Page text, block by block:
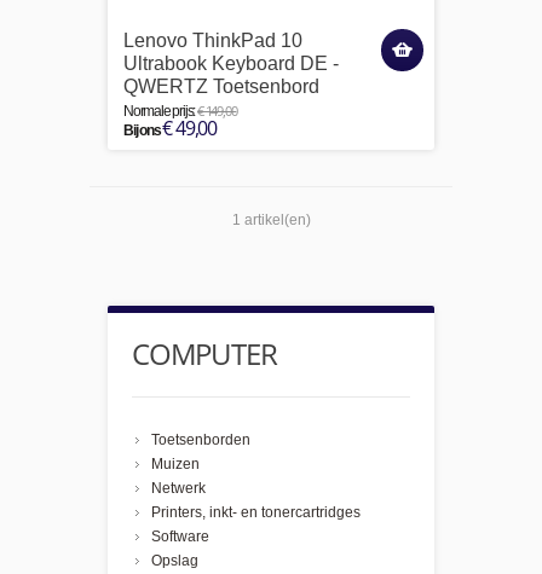
Lenovo ThinkPad 10
Ultrabook Keyboard DE -
QWERTZ Toetsenbord
Normale prijs:€ 149,00
Bij ons€ 49,00
1 artikel(en)
COMPUTER
Toetsenborden
Muizen
Netwerk
Printers, inkt- en tonercartridges
Software
Opslag